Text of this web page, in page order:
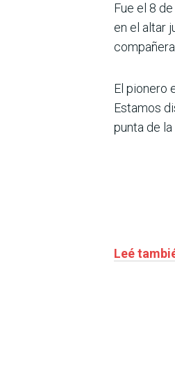
Fue el 8
en el altar
El pionero
Estamos
punta de
Leé